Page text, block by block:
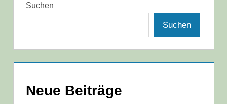
Suchen
Suchen
Neue Beiträge